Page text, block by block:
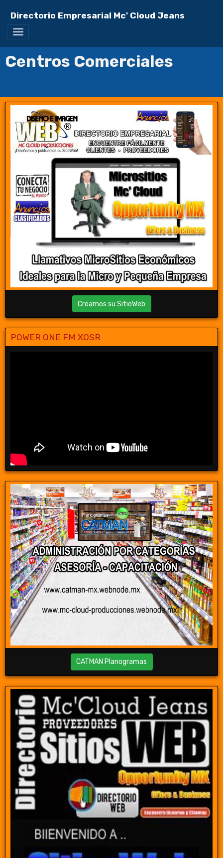
Directorio Empresarial Mc' Cloud Jeans
Centros Comerciales
Creamos su SitioWeb
POWER ONE FM XOSR
CATMAN Planogramas